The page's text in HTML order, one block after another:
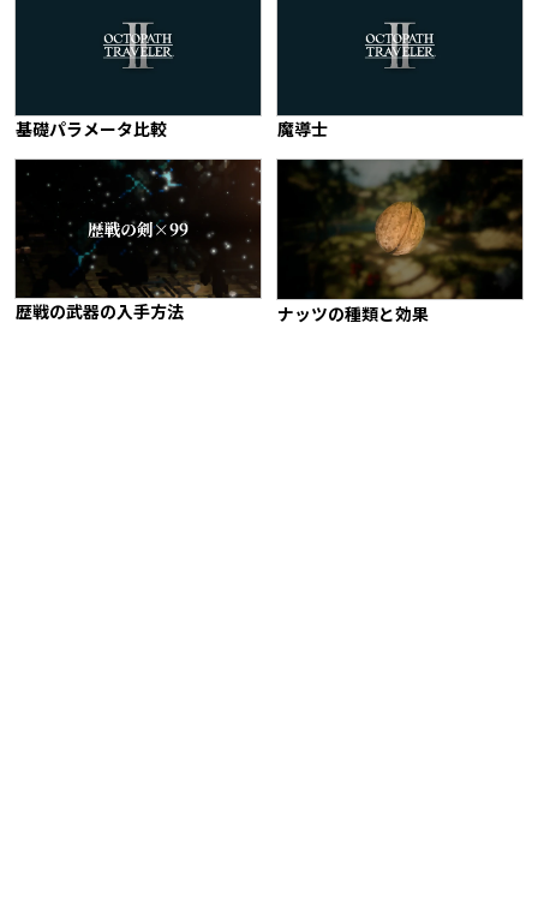
基礎パラメータ比較 魔導士
歴戦の武器の入手方法 ナッツの種類と効果